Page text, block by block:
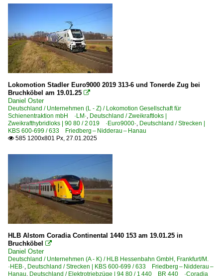
Lokomotion Stadler Euro9000 2019 313-6 und Tonerde Zug bei
Bruchköbel am 19.01.25 
Daniel Oster
Deutschland / Unternehmen (L - Z) / Lokomotion Gesellschaft für
Schienentraktion mbH ·LM·, Deutschland / Zweikraftloks |
Zweikrafthybridloks | 90 80 / 2 019 ·Euro9000·, Deutschland / Strecken |
KBS 600-699 / 633 Friedberg – Nidderau – Hanau
 585 1200x801 Px, 27.01.2025
HLB Alstom Coradia Continental 1440 153 am 19.01.25 in
Bruchköbel 
Daniel Oster
Deutschland / Unternehmen (A - K) / HLB Hessenbahn GmbH, Frankfurt/M.
·HEB·, Deutschland / Strecken | KBS 600-699 / 633 Friedberg – Nidderau –
Hanau, Deutschland / Elektrotriebzüge | 94 80 / 1 440 BR 440 ·Coradia